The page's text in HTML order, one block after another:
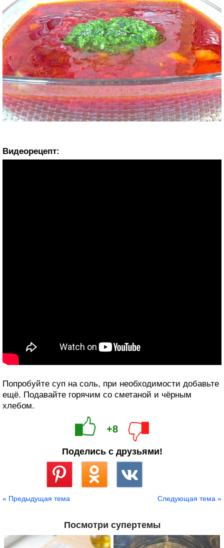
Видеорецепт:
Попробуйте суп на соль, при необходимости добавьте
ещё. Подавайте горячим со сметаной и чёрным
хлебом.
+8
Поделись с друзьями!
« Предыдущая тема Следующая тема »
Посмотри супертемы